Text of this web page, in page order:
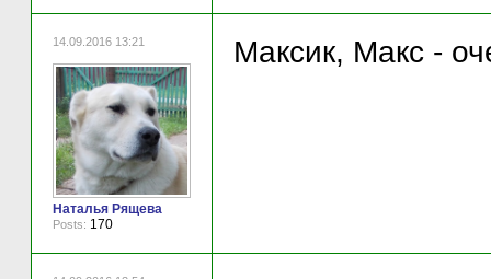
14.09.2016 13:21
Наталья Рящева
Posts: 170
Максик, Макс -